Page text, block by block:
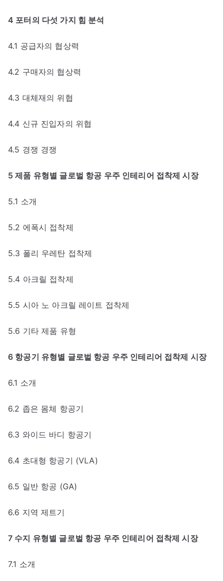
4 포터의 다섯 가지 힘 분석
4.1 공급자의 협상력
4.2 구매자의 협상력
4.3 대체재의 위협
4.4 신규 진입자의 위협
4.5 경쟁 경쟁
5 제품 유형별 글로벌 항공 우주 인테리어 접착제 시장
5.1 소개
5.2 에폭시 접착제
5.3 폴리 우레탄 접착제
5.4 아크릴 접착제
5.5 시아 노 아크릴 레이트 접착제
5.6 기타 제품 유형
6 항공기 유형별 글로벌 항공 우주 인테리어 접착제 시장
6.1 소개
6.2 좁은 몸체 항공기
6.3 와이드 바디 항공기
6.4 초대형 항공기 (VLA)
6.5 일반 항공 (GA)
6.6 지역 제트기
7 수지 유형별 글로벌 항공 우주 인테리어 접착제 시장
7.1 소개